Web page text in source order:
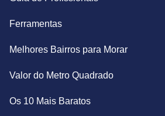
Ferramentas
Melhores Bairros para Morar
Valor do Metro Quadrado
Os 10 Mais Baratos